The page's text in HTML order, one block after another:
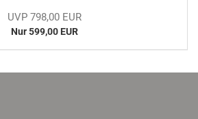
UVP 798,00 EUR
Nur 599,00 EUR